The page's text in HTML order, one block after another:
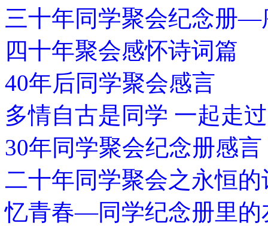
三十年同学聚会纪念册—
四十年聚会感怀诗词篇
40年后同学聚会感言
多情自古是同学 一起走
30年同学聚会纪念册感言
二十年同学聚会之永恒的
忆青春—同学纪念册里的